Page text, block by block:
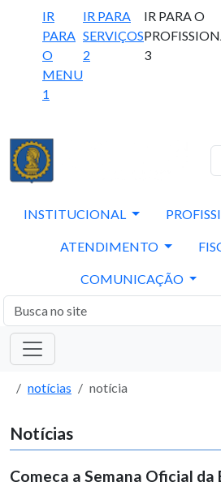
IR
PARA
O
MENU
1
IR PARA
SERVIÇOS
2
IR PARA O
3
INSTITUCIONAL
ATENDIMENTO
COMUNICAÇÃO
notícias notícia
Notícias
Começa a Semana Oficial da